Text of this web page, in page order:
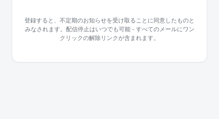
登録すると、不定期のお知らせを受け取ることに同意したものと
みなされます。配信停止はいつでも可能 - すべてのメールにワン
クリックの解除リンクが含まれます。